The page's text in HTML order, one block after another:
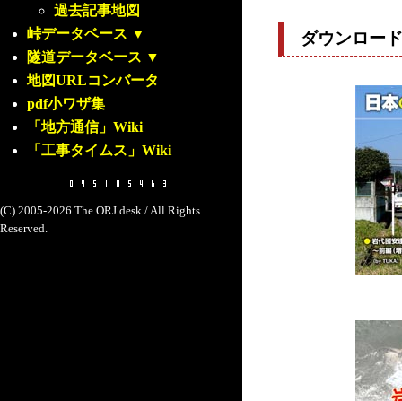
過去記事地図
峠データベース ▼
隧道データベース ▼
地図URLコンバータ
pdf小ワザ集
「地方通信」Wiki
「工事タイムス」Wiki
(C) 2005-2026 The ORJ desk / All Rights
Reserved.
ダウンロー